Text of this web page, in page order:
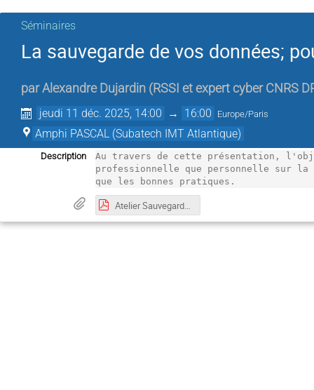
Séminaires
La sauvegarde de vos données;
parAlexandre Dujardin (RSSI et expert cyber CNRS
jeudi 11 déc. 2025, 14:00 → 16:00 Europe/Paris
Amphi PASCAL (Subatech IMT Atlantique)
Description
Au travers de cette présentation,
professionnelle que personnelle sur la
que les bonnes pratiques.
Atelier Sauvegarde-SUBATECH version_public.pdf